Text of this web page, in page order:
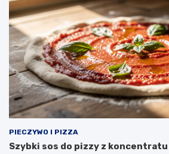
PIECZYWO I PIZZA
Szybki sos do pizzy z